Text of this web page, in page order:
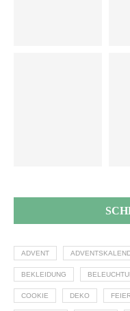
ADVENT
BEKLEIDUNG
COOKIE DEKO